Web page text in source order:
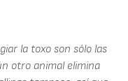
la toxo son sólo las
otro animal elimina